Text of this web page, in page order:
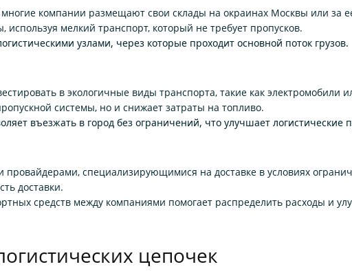
компании размещают свои склады на окраинах Москвы или за
мелкий транспорт, который не требует пропусков.
узлами, через которые проходит основной поток грузов.
в экологичные виды транспорта, такие как электромобили
системы, но и снижает затраты на топливо.
въезжать в город без ограничений, что улучшает логистические
специализирующимися на доставке в условиях
доставки.
средств между компаниями помогает распределить расходы и
цепочек